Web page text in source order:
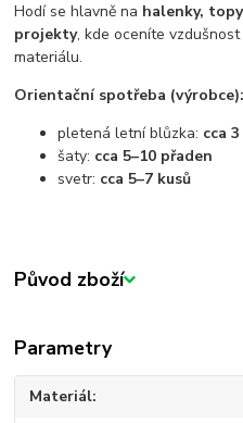
Hodí se hlavně na halenky,
projekty, kde oceníte
materiálu.
Orientační spotřeba (výrobce):
pletená letní blůzka: cca
šaty: cca 5–10 přaden
svetr: cca 5–7 kusů
Původ zboží
Parametry
Materiál